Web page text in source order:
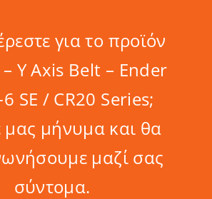
για το προϊόν
Y Axis Belt – Ender
SE / CR20 Series;
μας μήνυμα και θα
μαζί σας
σύντομα.